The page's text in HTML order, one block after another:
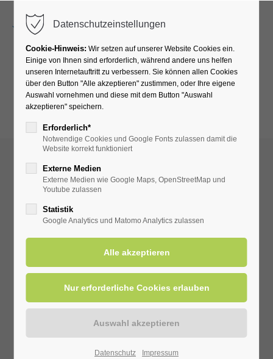
Klinik Solequelle
Wohlfühlprogramm
Datenschutzeinstellungen
Cookie-Hinweis: Wir setzen auf unserer Website Cookies ein.
Einige von Ihnen sind erforderlich, während andere uns helfen
unseren Internetauftritt zu verbessern. Sie können allen Cookies
über den Button "Alle akzeptieren" zustimmen, oder Ihre eigene
Auswahl vornehmen und diese mit dem Button "Auswahl
akzeptieren" speichern.
Erforderlich*
Notwendige Cookies und Google Fonts zulassen damit die
Website korrekt funktioniert
Externe Medien
Externe Medien wie Google Maps, OpenStreetMap und
Youtube zulassen
Statistik
Google Analytics und Matomo Analytics zulassen
Datenschutz Impressum